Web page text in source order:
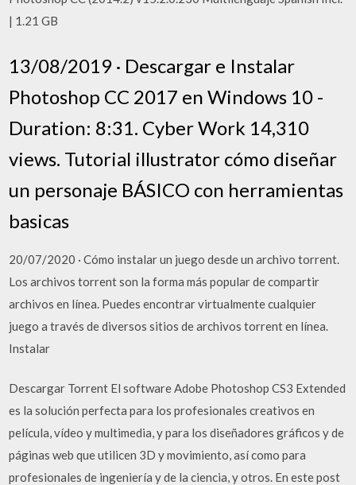
| 1.21 GB
13/08/2019 · Descargar e Instalar
Photoshop CC 2017 en Windows 10 -
Duration: 8:31. Cyber Work 14,310
views. Tutorial illustrator cómo diseñar
un personaje BÁSICO con herramientas
basicas
20/07/2020 · Cómo instalar un juego desde un archivo torrent.
Los archivos torrent son la forma más popular de compartir
archivos en línea. Puedes encontrar virtualmente cualquier
juego a través de diversos sitios de archivos torrent en línea.
Instalar
Descargar Torrent El software Adobe Photoshop CS3 Extended
es la solución perfecta para los profesionales creativos en
película, vídeo y multimedia, y para los diseñadores gráficos y de
páginas web que utilicen 3D y movimiento, así como para
profesionales de ingeniería y de la ciencia, y otros. En este post